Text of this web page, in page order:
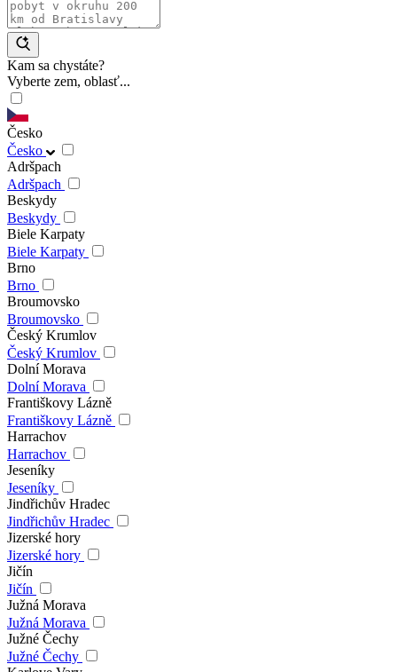
Kam sa chystáte?
Vyberte zem, oblasť...
Česko
Česko
Adršpach
Adršpach
Beskydy
Beskydy
Biele Karpaty
Biele Karpaty
Brno
Brno
Broumovsko
Broumovsko
Český Krumlov
Český Krumlov
Dolní Morava
Dolní Morava
Františkovy Lázně
Františkovy Lázně
Harrachov
Harrachov
Jeseníky
Jeseníky
Jindřichův Hradec
Jindřichův Hradec
Jizerské hory
Jizerské hory
Jičín
Jičín
Južná Morava
Južná Morava
Južné Čechy
Južné Čechy